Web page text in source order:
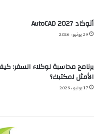
أتوكاد 2027 AutoCAD
29 يونيو، 2026
برنامج محاسبة لوكلاء السفر:
الأمثل لمكتبك؟
17 يونيو، 2026